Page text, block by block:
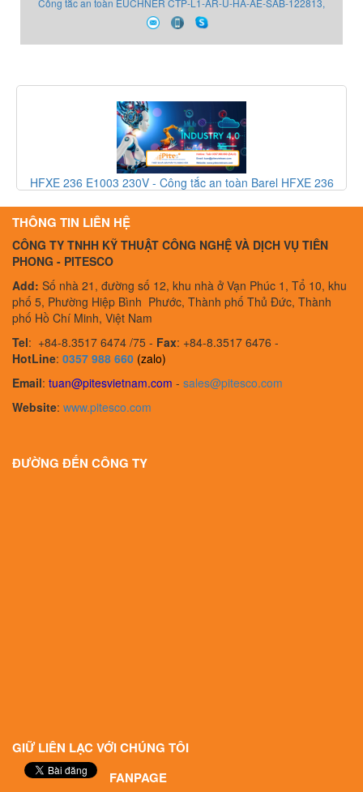
EUCHNER 122813
HFXE 236 E1003 230V - Công tắc an toàn Barel HFXE 236
THÔNG TIN LIÊN HỆ
CÔNG TY TNHH KỸ THUẬT CÔNG NGHỆ VÀ DỊCH VỤ TIÊN
PHONG - PITESCO
Add: Số nhà 21, đường số 12, khu nhà ở Vạn Phúc 1, Tổ 10, khu
phố 5, Phường Hiệp Bình Phước, Thành phố Thủ Đức, Thành
phố Hồ Chí Minh, Việt Nam
Tel: +84-8.3517 6474 /75 - Fax: +84-8.3517 6476 -
HotLine: 0357 988 660 (zalo)
Email: tuan@pitesvietnam.com - sales@pitesco.com
Website: www.pitesco.com
ĐƯỜNG ĐẾN CÔNG TY
GIỮ LIÊN LẠC VỚI CHÚNG TÔI
FANPAGE